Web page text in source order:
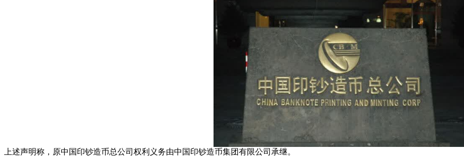
上述声明称，原中国印钞造币总公司权利义务由中国印钞造币集团有限公司承继。